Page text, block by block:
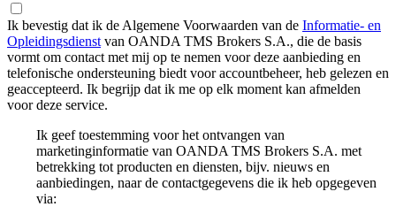
Ik bevestig dat ik de Algemene Voorwaarden van de Informatie- en
Opleidingsdienst van OANDA TMS Brokers S.A., die de basis
vormt om contact met mij op te nemen voor deze aanbieding en
telefonische ondersteuning biedt voor accountbeheer, heb gelezen en
geaccepteerd. Ik begrijp dat ik me op elk moment kan afmelden
voor deze service.
Ik geef toestemming voor het ontvangen van
marketinginformatie van OANDA TMS Brokers S.A. met
betrekking tot producten en diensten, bijv. nieuws en
aanbiedingen, naar de contactgegevens die ik heb opgegeven
via: